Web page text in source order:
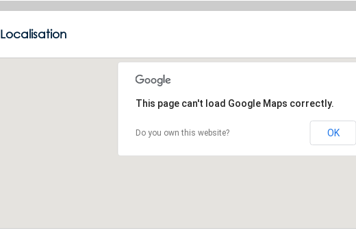
Localisation
This page can't load Google Maps correctly.
Do you own this website? OK